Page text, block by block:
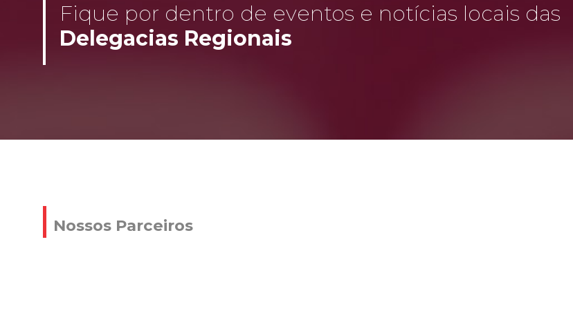
Fique por dentro de eventos e notícias locais das
Delegacias Regionais
Nossos Parceiros